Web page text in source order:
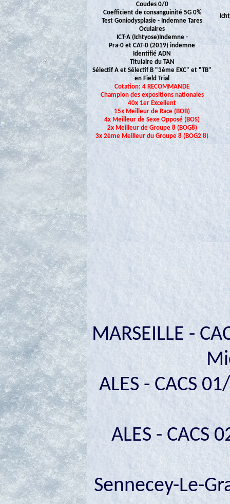
Coudes 0/0
Coefficient de consanguinité 5G 0%
Test Goniodysplasie - Indemne Tares
Oculaires
ICT-A (Ichtyose)Indemne -
Pra-0 et CAT-0 (2019) indemne
Identifié ADN
Titulaire du TAN
Sélectif A et Sélectif B "3ème EXC" et "TB"
en Field Trial
Cotation: 4 RECOMMANDE
Champion des expositions nationales
40x 1er Excellent
15x Meilleur de Race (BOB)
4x Meilleur de Sexe Opposé (BOS)
2x Meilleur de Groupe 8 (BOG8)
3x 2ème Meilleur du Groupe 8 (BOG2 8)
MARSEILLE -
ALES - CACS
ALES - CACS
Sennecey-Le-